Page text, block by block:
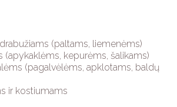
IR KARNIZAI
(paltams, liemenėms)
(apykaklėms, kepurėms, šalikams)
(pagalvėlėms, apklotams, baldų
ir kostiumams